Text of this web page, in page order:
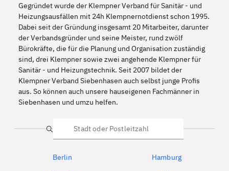
Gegründet wurde der Klempner Verband für Sanitär - und
Heizungsausfällen mit 24h Klempnernotdienst schon 1995.
Dabei seit der Gründung insgesamt 20 Mitarbeiter, darunter
der Verbandsgründer und seine Meister, rund zwölf
Bürokräfte, die für die Planung und Organisation zuständig
sind, drei Klempner sowie zwei angehende Klempner für
Sanitär - und Heizungstechnik. Seit 2007 bildet der
Klempner Verband Siebenhasen auch selbst junge Profis
aus. So können auch unsere hauseigenen Fachmänner in
Siebenhasen und umzu helfen.
Suche
Berlin Hamburg